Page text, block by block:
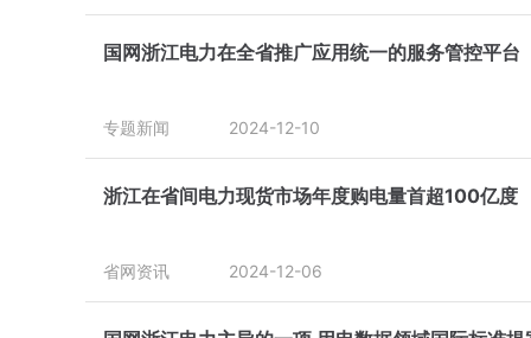
国网浙江电力在全省推广应用统一的服务管控平台
专题新闻 2024-12-10
浙江在省间电力现货市场年度购电量首超100亿度
省网资讯 2024-12-06